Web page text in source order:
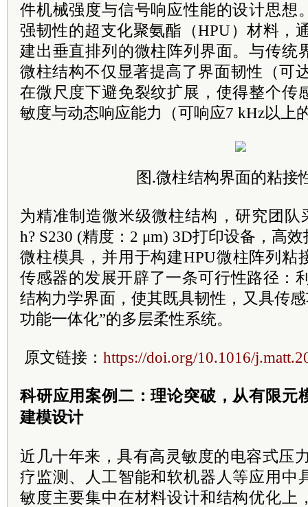
件机械强度与信号响应性能的设计思想
强韧性的超支化聚氨酯（HPU）材料，
建出垂直排列的微柱阵列界面。与传统
微柱结构不仅显著提高了界面韧性（可
在微尺度下避免裂纹扩展，使得整个传
敏度与动态响应能力（可响应7 kHz以上
图.微柱结构界面的粘接
为精准制造微米级微柱结构，研究团队
h? S230 (精度：2 μm) 3D打印设备，高
微柱模具，并用于构建HPU微柱阵列粘
传感器的发展开辟了一条可行性路径：
结构力学界面，使其既具韧性，又具传
功能一体化”的多层柔性系统。
原文链接： https://doi.org/10.1016/
科研应用案例二：理论突破，从有限元
建模设计
近几十年来，具有高灵敏度的电容式压
疗监测、人工智能和软机器人等应用中
敏度主要集中在材料设计和结构优化上